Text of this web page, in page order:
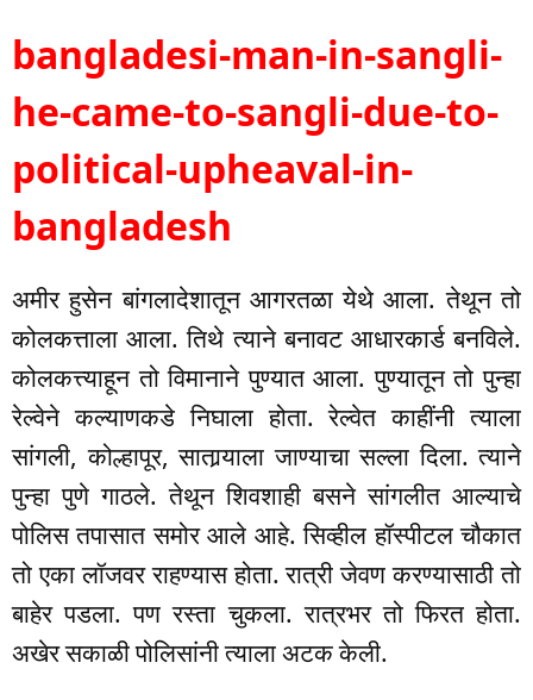
bangladesi-man-in-sangli-
he-came-to-sangli-due-to-
political-upheaval-in-
bangladesh
अमीर हुसेन बांगलादेशातून आगरतळा येथे आला. तेथून तो
कोलकत्ताला आला. तिथे त्याने बनावट आधारकार्ड बनविले.
कोलकत्त्याहून तो विमानाने पुण्यात आला. पुण्यातून तो पुन्हा
रेल्वेने कल्याणकडे निघाला होता. रेल्वेत काहींनी त्याला
सांगली, कोल्हापूर, सातार्‍याला जाण्याचा सल्ला दिला. त्याने
पुन्हा पुणे गाठले. तेथून शिवशाही बसने सांगलीत आल्याचे
पोलिस तपासात समोर आले आहे. सिव्हील हॉस्पीटल चौकात
तो एका लॉजवर राहण्यास होता. रात्री जेवण करण्यासाठी तो
बाहेर पडला. पण रस्ता चुकला. रात्रभर तो फिरत होता.
अखेर सकाळी पोलिसांनी त्याला अटक केली.